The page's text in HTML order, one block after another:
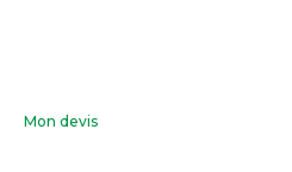
Mon devis